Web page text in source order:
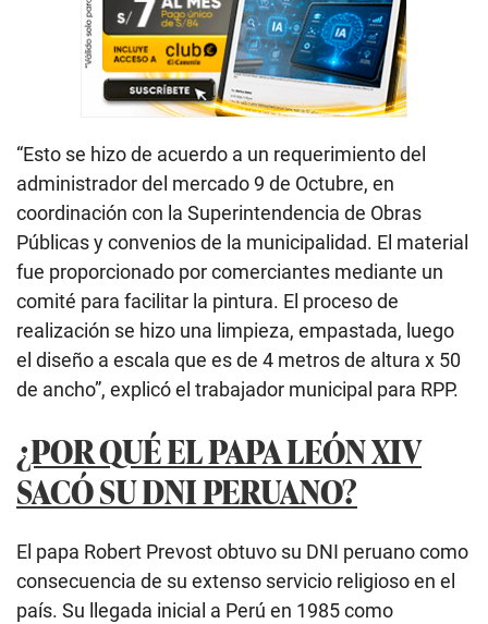
“Esto se hizo de acuerdo a un requerimiento del
administrador del mercado 9 de Octubre, en
coordinación con la Superintendencia de Obras
Públicas y convenios de la municipalidad. El material
fue proporcionado por comerciantes mediante un
comité para facilitar la pintura. El proceso de
realización se hizo una limpieza, empastada, luego
el diseño a escala que es de 4 metros de altura x 50
de ancho”, explicó el trabajador municipal para RPP.
¿POR QUÉ EL PAPA LEÓN XIV
SACÓ SU DNI PERUANO?
El papa Robert Prevost obtuvo su DNI peruano como
consecuencia de su extenso servicio religioso en el
país. Su llegada inicial a Perú en 1985 como